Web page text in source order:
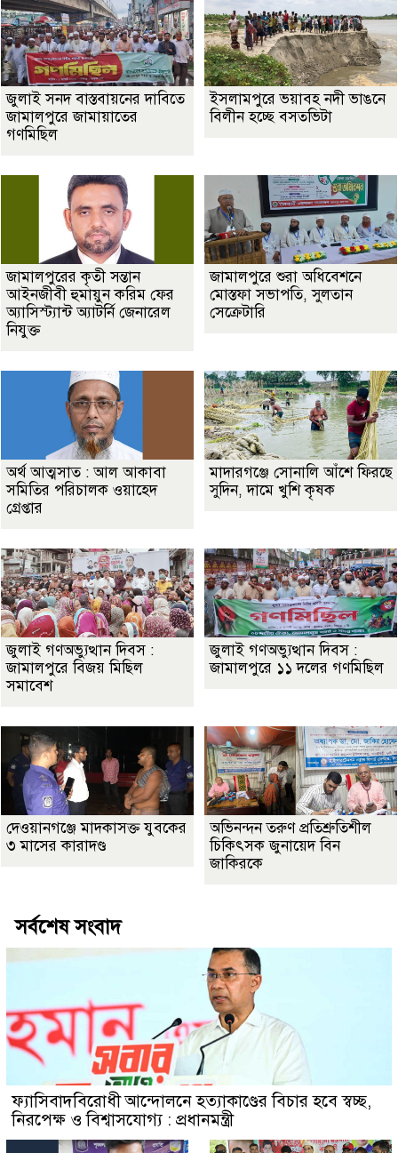
জুলাই সনদ বাস্তবায়নের দাবিতে
জামালপুরে জামায়াতের
গণমিছিল
ইসলামপুরে ভয়াবহ নদী ভাঙনে
বিলীন হচ্ছে বসতভিটা
জামালপুরের কৃতী সন্তান
আইনজীবী হুমায়ুন করিম ফের
অ্যাসিস্ট্যান্ট অ্যাটর্নি জেনারেল
নিযুক্ত
জামালপুরে শুরা অধিবেশনে
মোস্তফা সভাপতি, সুলতান
সেক্রেটারি
অর্থ আত্মসাত : আল আকাবা
সমিতির পরিচালক ওয়াহেদ
গ্রেপ্তার
মাদারগঞ্জে সোনালি আঁশে ফিরছে
সুদিন, দামে খুশি কৃষক
জুলাই গণঅভ্যুত্থান দিবস :
জামালপুরে বিজয় মিছিল
সমাবেশ
জুলাই গণঅভ্যুত্থান দিবস :
জামালপুরে ১১ দলের গণমিছিল
দেওয়ানগঞ্জে মাদকাসক্ত যুবকের
৩ মাসের কারাদণ্ড
অভিনন্দন তরুণ প্রতিশ্রুতিশীল
চিকিৎসক জুনায়েদ বিন
জাকিরকে
সর্বশেষ সংবাদ
ফ্যাসিবাদবিরোধী আন্দোলনে হত্যাকাণ্ডের বিচার হবে স্বচ্ছ,
নিরপেক্ষ ও বিশ্বাসযোগ্য : প্রধানমন্ত্রী